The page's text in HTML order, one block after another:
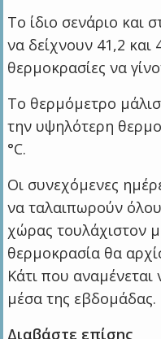
Το ίδιο σενάριο και
να δείχνουν 41,2 και
θερμοκρασίες να
Το θερμόμετρο
την υψηλότερη
°C.
Οι συνεχόμενες
να ταλαιπωρούν
χώρας τουλάχιστον
θερμοκρασία θα
Κάτι που αναμένεται
μέσα της
Διαβάστε επίσης